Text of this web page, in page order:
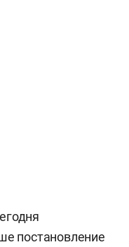
постановление